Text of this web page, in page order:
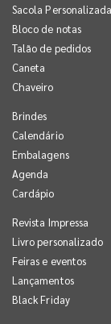
Sacola Personalizada
Bloco de notas
Talão de pedidos
Caneta
Chaveiro
Brindes
Calendário
Embalagens
Agenda
Cardápio
Revista Impressa
Livro personalizado
Feiras e eventos
Lançamentos
Black Friday